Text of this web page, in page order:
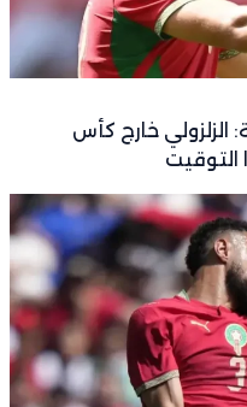
خارج كأس
التوقيت